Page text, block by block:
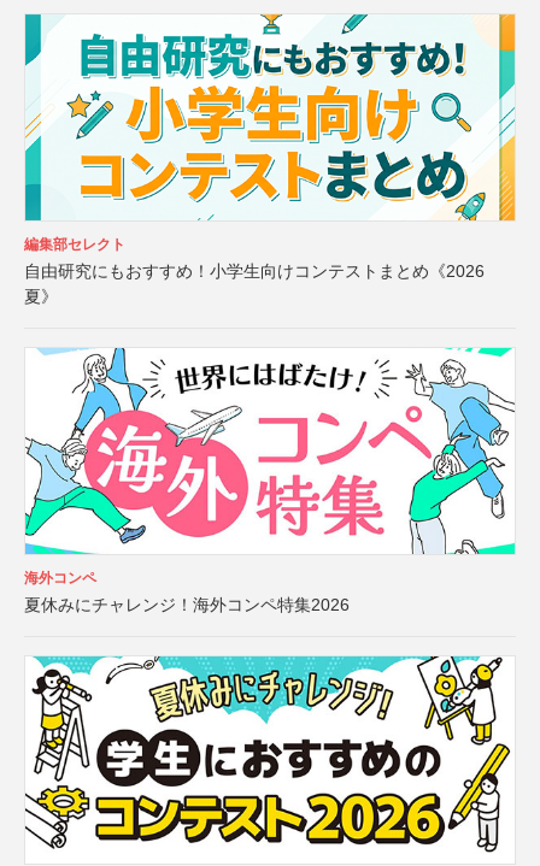
編集部セレクト
自由研究にもおすすめ！小学生向けコンテストまとめ《2026
夏》
海外コンペ
夏休みにチャレンジ！海外コンペ特集2026